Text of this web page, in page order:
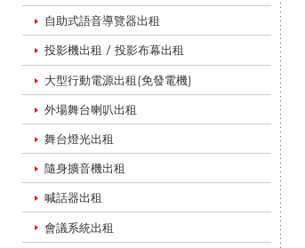
自助式語音導覽器出租
投影機出租 / 投影布幕出租
大型行動電源出租(免發電機)
外場舞台喇叭出租
舞台燈光出租
隨身擴音機出租
喊話器出租
會議系統出租